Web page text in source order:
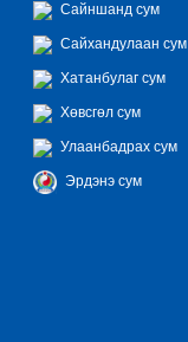
Сайншанд сум
Сайхандулаан сум
Хатанбулаг сум
Хөвсгөл сум
Улаанбадрах сум
Эрдэнэ сум